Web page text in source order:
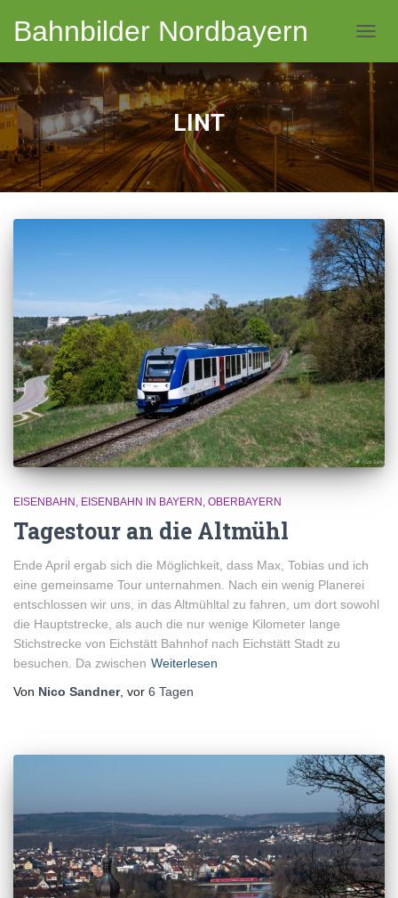
Bahnbilder Nordbayern
LINT
EISENBAHN EISENBAHN IN BAYERN OBERBAYERN
Tagestour an die Altmühl
Ende April ergab sich die Möglichkeit, dass Max, Tobias und ich
eine gemeinsame Tour unternahmen. Nach ein wenig Planerei
entschlossen wir uns, in das Altmühltal zu fahren, um dort sowohl
die Hauptstrecke, als auch die nur wenige Kilometer lange
Stichstrecke von Eichstätt Bahnhof nach Eichstätt Stadt zu
besuchen. Da zwischen Weiterlesen
Von Nico Sandner, vor 6 Tagen